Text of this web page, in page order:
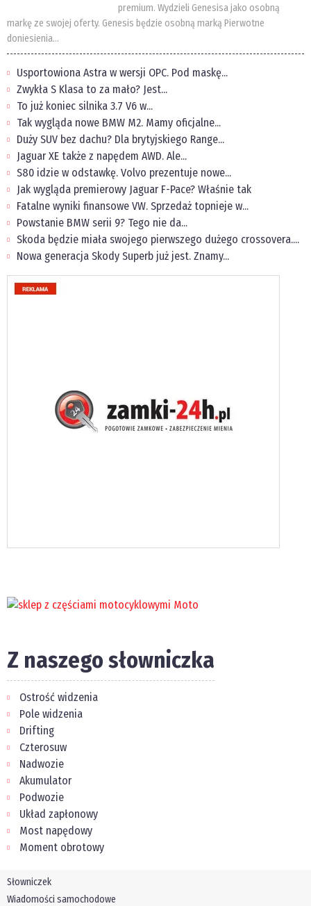
premium. Wydzieli Genesisa jako osobną
markę ze swojej oferty. Genesis będzie osobną marką Pierwotne
doniesienia...
Usportowiona Astra w wersji OPC. Pod maskę...
Zwykła S Klasa to za mało? Jest...
To już koniec silnika 3.7 V6 w...
Tak wygląda nowe BMW M2. Mamy oficjalne...
Duży SUV bez dachu? Dla brytyjskiego Range...
Jaguar XE także z napędem AWD. Ale...
S80 idzie w odstawkę. Volvo prezentuje nowe...
Jak wygląda premierowy Jaguar F-Pace? Właśnie tak
Fatalne wyniki finansowe VW. Sprzedaż topnieje w...
Powstanie BMW serii 9? Tego nie da...
Skoda będzie miała swojego pierwszego dużego crossovera....
Nowa generacja Skody Superb już jest. Znamy...
Z naszego słowniczka
Ostrość widzenia
Pole widzenia
Drifting
Czterosuw
Nadwozie
Akumulator
Podwozie
Układ zapłonowy
Most napędowy
Moment obrotowy
Słowniczek
Wiadomości samochodowe